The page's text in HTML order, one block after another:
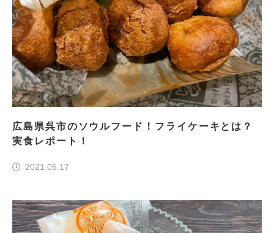
広島県呉市のソウルフード！フライケーキとは？
実食レポート！
2021.05.17